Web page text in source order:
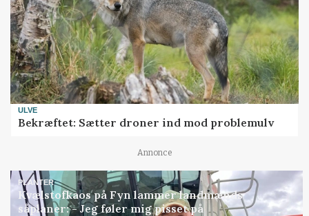
ULVE
Bekræftet: Sætter droner ind mod problemulv
Annonce
PLANTER
Kvælstofkaos på Fyn lammer landmænds
såplaner: - Jeg føler mig pisset på